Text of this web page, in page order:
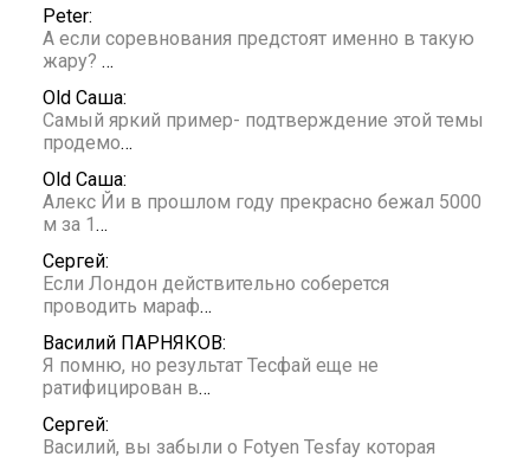
Peter:
А если соревнования предстоят именно в такую
жару? …
Old Саша:
Самый яркий пример- подтверждение этой темы
продемо…
Old Саша:
Алекс Йи в прошлом году прекрасно бежал 5000
м за 1 …
Сергей:
Если Лондон действительно соберется
проводить мараф…
Василий ПАРНЯКОВ:
Я помню, но результат Тесфай еще не
ратифицирован в…
Сергей:
Василий, вы забыли о Fotyen Tesfay которая